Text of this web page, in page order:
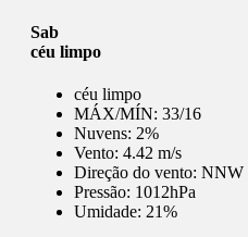
Sab
céu limpo
céu limpo
MÁX/MÍN: 33/16
Nuvens: 2%
Vento: 4.42 m/s
Direção do vento: NNW
Pressão: 1012hPa
Umidade: 21%